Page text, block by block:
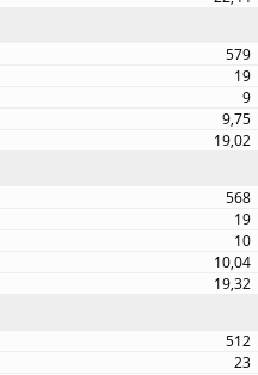
579
19
9
9,75
19,02
568
19
10
10,04
19,32
512
23